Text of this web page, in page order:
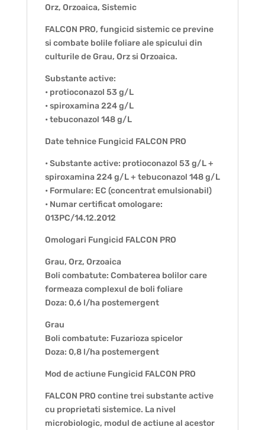
Orz, Orzoaica, Sistemic
FALCON PRO, fungicid sistemic ce previne
si combate bolile foliare ale spicului din
culturile de Grau, Orz si Orzoaica.
Substante active:
• protioconazol 53 g/L
• spiroxamina 224 g/L
• tebuconazol 148 g/L
Date tehnice Fungicid FALCON PRO
• Substante active: protioconazol 53 g/L +
spiroxamina 224 g/L + tebuconazol 148 g/L
• Formulare: EC (concentrat emulsionabil)
• Numar certificat omologare:
013PC/14.12.2012
Omologari Fungicid FALCON PRO
Grau, Orz, Orzoaica
Boli combatute: Combaterea bolilor care
formeaza complexul de boli foliare
Doza: 0,6 l/ha postemergent
Grau
Boli combatute: Fuzarioza spicelor
Doza: 0,8 l/ha postemergent
Mod de actiune Fungicid FALCON PRO
FALCON PRO contine trei substante active
cu proprietati sistemice. La nivel
microbiologic, modul de actiune al acestor